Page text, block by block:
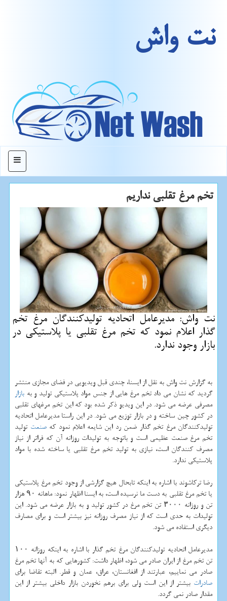
نت واش
منو
تخم مرغ تقلبی نداریم
نت واش: مدیرعامل اتحادیه تولیدكنندگان مرغ تخم
گذار اعلام نمود كه تخم مرغ تقلبی یا پلاستیكی در
بازار وجود ندارد.
به گزارش نت واش به نقل از ایسنا، چندی قبل ویدیویی در فضای مجازی منتشر
گردید كه نشان می داد تخم مرغ هایی از جنس مواد پلاستیكی تولید و به بازار
مصرفی عرضه می شود. در این ویدیو ذكر شده بود كه این تخم مرغهای تقلبی
در كشور چین ساخته و در بازار توزیع می شود. در این راستا مدیرعامل اتحادیه
تولیدكنندگان مرغ تخم گذار ضمن رد این شایعه اعلام نمود كهصنعت تولید
تخم مرغ صنعت عظیمی است و باتوجه به تولیدات روزانه آن كه فراتر از نیاز
مصرف كنندگان است، نیازی به تولید تخم مرغ تقلبی یا ساخته شده با مواد
پلاستیكی ندارد.
رضا تركاشوند با اشاره به اینكه تابحال هیچ گزارشی از وجود تخم مرغ پلاستیكی
یا تخم مرغ تقلبی به دست ما نرسیده است، به ایسنا اظهار نمود: ماهانه ۹۰ هزار
تن و روزانه ۳۰۰۰ تن تخم مرغ در كشور تولید و به بازار عرضه می شود. این
تولیدات به حدی است كه از نیاز مصرف روزانه نیز بیشتر است و برای مصارف
دیگری استفاده می شود.
مدیرعامل اتحادیه تولیدكنندگان مرغ تخم گذار با اشاره به اینكه روزانه ۱۰۰
تن تخم مرغ از ایران صادر می شود، اظهار داشت: كشورهایی كه به آنها تخم مرغ
صادر می نماییم، عبارتند از افغانستان، عراق، عمان و قطر. البته تقاضا برای
صادرات بیشتر از این است ولی برای برهم نخوردن بازار داخلی بیشتر از این
مقدار صادر نمی گردد.